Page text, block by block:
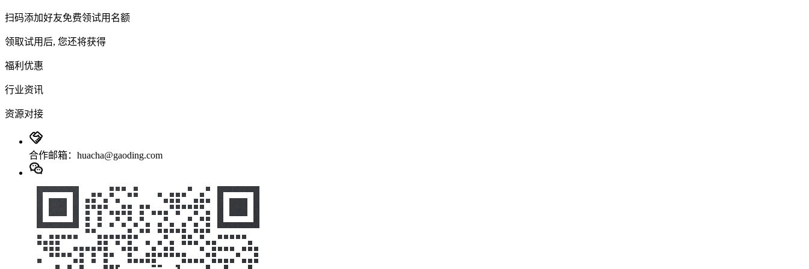
扫码添加好友免费领试用名额
领取试用后, 您还将获得
福利优惠
行业资讯
资源对接
合作邮箱：huacha@gaoding.com